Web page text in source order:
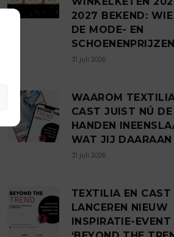
2027 BEKEND:
DE MODE- EN
31 juli 2026
WAAROM
CAST JUIST NÚ DE
HANDEN
WAT JIJ DAARAAN
31 juli 2026
TEXTILIA EN CAST
LANCEREN NIEUW
INSPIRATIE-EVENT